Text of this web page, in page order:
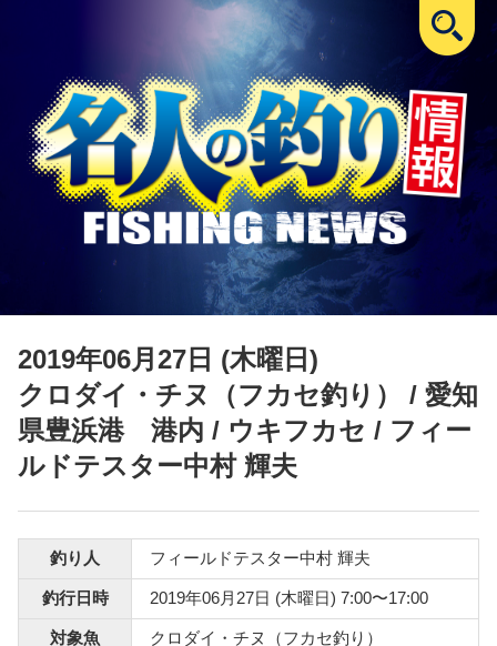
2019年06月27日 (木曜日)
クロダイ・チヌ（フカセ釣り）
/ 愛知
県豊浜港 港内 / ウキフカセ / フィー
ルドテスター中村 輝夫
釣り人 フィールドテスター中村 輝夫
釣行日時 2019年06月27日 (木曜日) 7:00〜17:00
対象魚 クロダイ・チヌ（フカセ釣り）